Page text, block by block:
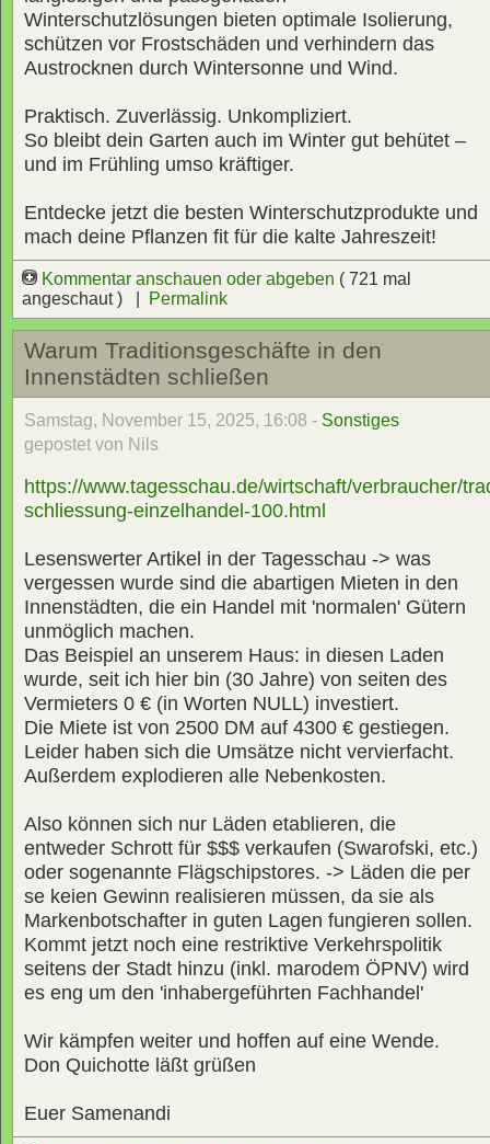
Winterschutzlösungen bieten optimale Isolierung,
schützen vor Frostschäden und verhindern das
Austrocknen durch Wintersonne und Wind.
Praktisch. Zuverlässig. Unkompliziert.
So bleibt dein Garten auch im Winter gut behütet –
und im Frühling umso kräftiger.
Entdecke jetzt die besten Winterschutzprodukte und
mach deine Pflanzen fit für die kalte Jahreszeit!
Kommentar anschauen oder abgeben ( 721 mal
angeschaut ) |
Permalink
Warum Traditionsgeschäfte in den
Innenstädten schließen
Samstag, November 15, 2025, 16:08 - Sonstiges
gepostet von Nils
https://www.tagesschau.de/wirtschaft/verbraucher/
schliessung-einzelhandel-100.html
Lesenswerter Artikel in der Tagesschau -> was
vergessen wurde sind die abartigen Mieten in den
Innenstädten, die ein Handel mit 'normalen' Gütern
unmöglich machen.
Das Beispiel an unserem Haus: in diesen Laden
wurde, seit ich hier bin (30 Jahre) von seiten des
Vermieters 0 € (in Worten NULL) investiert.
Die Miete ist von 2500 DM auf 4300 € gestiegen.
Leider haben sich die Umsätze nicht vervierfacht.
Außerdem explodieren alle Nebenkosten.
Also können sich nur Läden etablieren, die
entweder Schrott für $$$ verkaufen (Swarofski, etc.)
oder sogenannte Flägschipstores. -> Läden die per
se keien Gewinn realisieren müssen, da sie als
Markenbotschafter in guten Lagen fungieren sollen.
Kommt jetzt noch eine restriktive Verkehrspolitik
seitens der Stadt hinzu (inkl. marodem ÖPNV) wird
es eng um den 'inhabergeführten Fachhandel'
Wir kämpfen weiter und hoffen auf eine Wende.
Don Quichotte läßt grüßen
Euer Samenandi